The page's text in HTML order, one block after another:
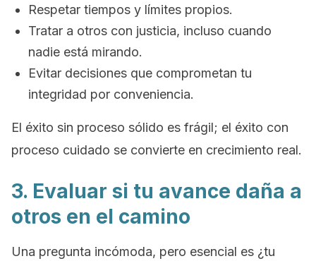
Respetar tiempos y límites propios.
Tratar a otros con justicia, incluso cuando
nadie está mirando.
Evitar decisiones que comprometan tu
integridad por conveniencia.
El éxito sin proceso sólido es frágil; el éxito con
proceso cuidado se convierte en crecimiento real.
3. Evaluar si tu avance daña a
otros en el camino
Una pregunta incómoda, pero esencial es ¿tu